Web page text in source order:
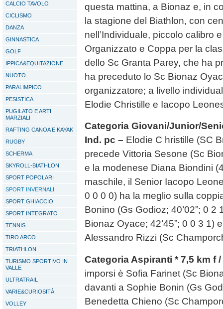
CALCIO TAVOLO
CICLISMO
DANZA
GINNASTICA
GOLF
IPPICA&EQUITAZIONE
NUOTO
PARALIMPICO
PESISTICA
PUGILATO E ARTI
MARZIALI
RAFTING CANOA E KAYAK
RUGBY
SCHERMA
SKYROLL-BIATHLON
SPORT POPOLARI
SPORT INVERNALI
SPORT GHIACCIO
SPORT INTEGRATO
TENNIS
TIRO ARCO
TRIATHLON
TURISMO SPORTIVO IN
VALLE
ULTRATRAIL
VARIE&CURIOSITÀ
VOLLEY
questa mattina, a Bionaz e, in
la stagione del Biathlon, con
nell’Individuale, piccolo calibro
Organizzato e Coppa per la
dello Sc Granta Parey, che ha
ha preceduto lo Sc Bionaz
organizzatore; a livello
Elodie Christille e Iacopo
Categoria Giovani/Junior/
Ind. pc – Elodie C hristille (SC
precede Vittoria Sesone (Sc
e la modenese Diana Biondini
maschile, il Senior Iacopo
0 0 0 0) ha la meglio sulla
Bonino (Gs Godioz; 40’02”; 0
Bionaz Oyace; 42’45”; 0 0 3 1)
Alessandro Rizzi (Sc
Categoria Aspiranti * 7,5 km f
imporsi è Sofia Farinet (Sc
davanti a Sophie Bonin (Gs
Benedetta Chieno (Sc